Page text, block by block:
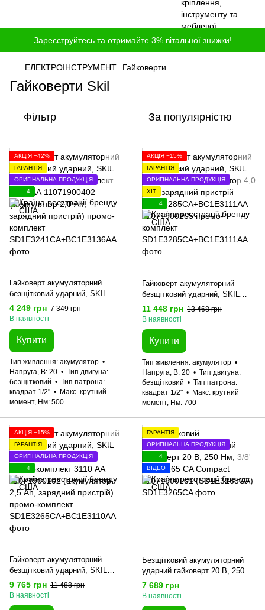
Зареєструйтесь та отримайте 3% вітальної знижки!
ЕЛЕКТРОІНСТРУМЕНТ Гайковерти
Гайковерти Skil
Фільтр За популярністю
АКЦІЯ −42%
ГАРАНТІЯ
ОРИГІНАЛЬНА ПРОДУКЦІЯ
4
Гайковерт акумуляторний
безщітковий ударний, SKIL
3241 CA + енергокомплект
3136 АА 11071900402
пристрій) промо-комплект
4 249 грн 7 349 грн
В наявності
Купити
Тип живлення акумулятор
Напруга, В 20
Тип двигуна
безщітковий
Тип патрона
квадрат 1/2"
Макс. крутний
момент, Нм 500
АКЦІЯ −15%
ГАРАНТІЯ
ОРИГІНАЛЬНА ПРОДУКЦІЯ
ХІТ
4
Гайковерт акумуляторний
безщітковий ударний, SKIL
3285 CA XP + акумулятор 4,0
Ah + зарядний пристрій
11071900205 промо-комплект
11 448 грн 13 468 грн
В наявності
Купити
Тип живлення акумулятор
Напруга, В 20
Тип двигуна
безщітковий
Тип патрона
квадрат 1/2"
Макс. крутний
момент, Нм 700
АКЦІЯ −15%
ГАРАНТІЯ
ОРИГІНАЛЬНА ПРОДУКЦІЯ
4
Гайковерт акумуляторний
безщітковий ударний, SKIL
3265 CA Compact +
енергокомплект 3110 АА
9 765 грн 11 488 грн
В наявності
ГАРАНТІЯ
ОРИГІНАЛЬНА ПРОДУКЦІЯ
4
ВІДЕО
Безщітковий акумуляторний
ударний гайковерт 20 В, 250
Нм, 3/8' SKIL 3265 CA Compact
11071900101 (SD1E3265CA)
7 689 грн
В наявності